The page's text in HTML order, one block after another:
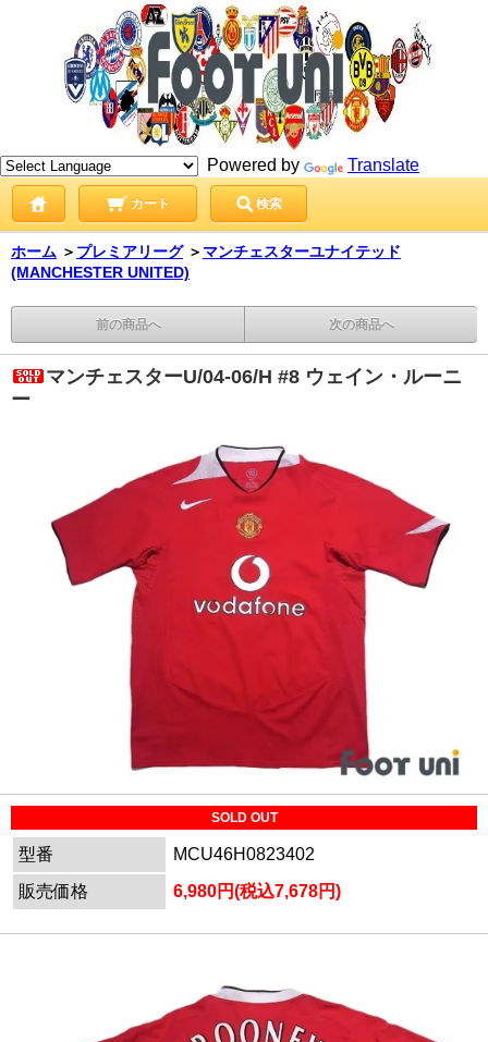
Powered by Translate
カート 検索
ホーム ＞ プレミアリーグ ＞ マンチェスターユナイテッド
(MANCHESTER UNITED)
前の商品へ 次の商品へ
マンチェスターU/04-06/H #8 ウェイン・ルーニ
ー
SOLD OUT
型番
MCU46H0823402
販売価格
6,980円(税込7,678円)